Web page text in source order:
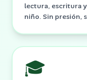
lectura, escritura
niño. Sin presión,
🎓